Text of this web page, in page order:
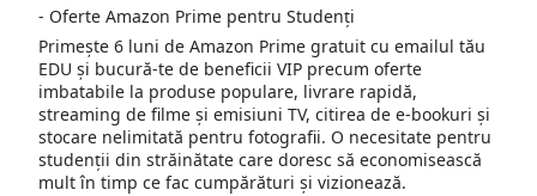
- Oferte Amazon Prime pentru Studenți
Primește 6 luni de Amazon Prime gratuit cu emailul tău
EDU și bucură-te de beneficii VIP precum oferte
imbatabile la produse populare, livrare rapidă,
streaming de filme și emisiuni TV, citirea de e-bookuri și
stocare nelimitată pentru fotografii. O necesitate pentru
studenții din străinătate care doresc să economisească
mult în timp ce fac cumpărături și vizionează.